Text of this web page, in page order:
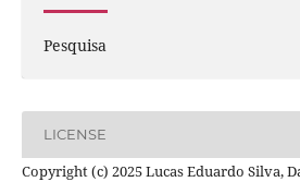
Pesquisa
LICENSE
Copyright (c) 2025 Lucas Eduardo Silva,